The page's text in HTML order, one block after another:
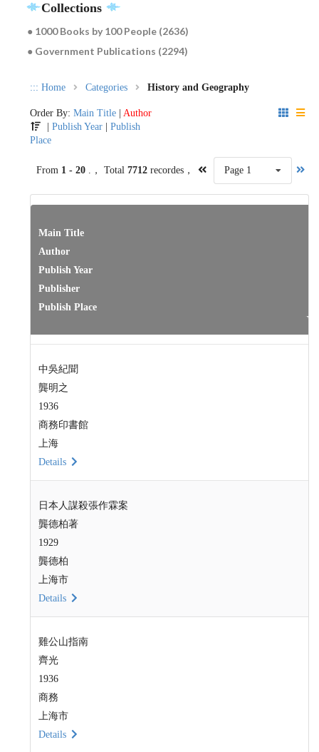
Collections
● 1000 Books by 100 People (2636)
● Government Publications (2294)
::: Home Categories History and Geography
Order By: Main Title
Author
|Publish Year |Publish
Place
From 1 - 20 .， Total 7712recordes， Page 1
Main Title
Author
Publish Year
Publisher
Publish Place
中吳紀聞
龔明之
1936
商務印書館
上海
Details
日本人謀殺張作霖案
龔德柏著
1929
龔德柏
上海市
Details
雞公山指南
齊光
1936
商務
上海市
Details